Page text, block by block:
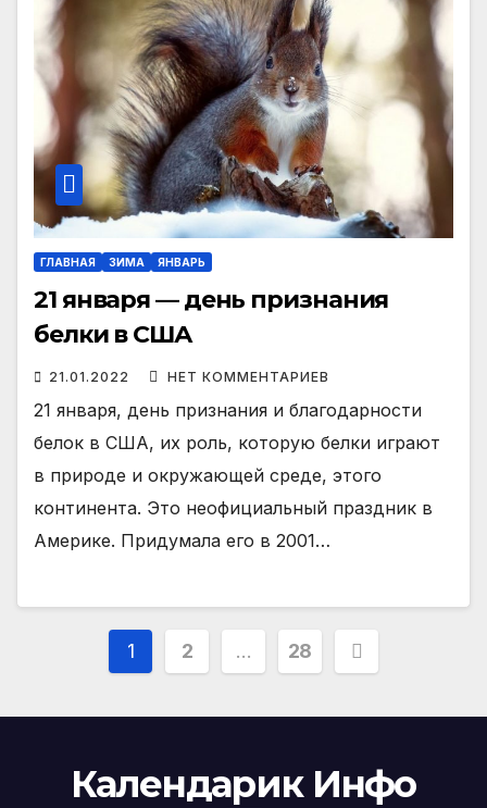
ГЛАВНАЯ ЗИМА ЯНВАРЬ
21 января — день признания
белки в США
21.01.2022 НЕТ КОММЕНТАРИЕВ
21 января, день признания и благодарности
белок в США, их роль, которую белки играют
в природе и окружающей среде, этого
континента. Это неофициальный праздник в
Америке. Придумала его в 2001…
Пагинация
1 2 … 28
Календарик Инфо